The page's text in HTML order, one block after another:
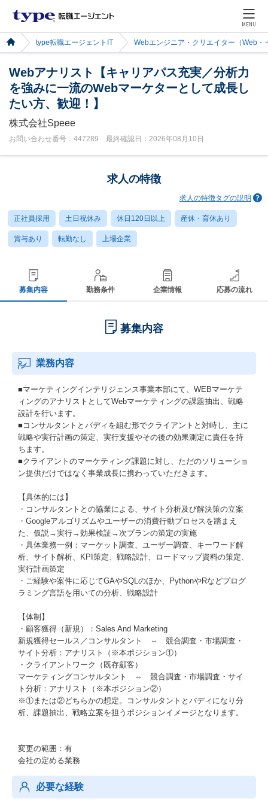
MENU
type転職エージェントIT Webエンジニア・クリエイター（Web・
Webアナリスト【キャリアパス充実／分析力
を強みに一流のWebマーケターとして成長し
たい方、歓迎！】
株式会社Speee
お問い合わせ番号：447289 最終確認日：2026年08月10日
求人の特徴
求人の特徴タグの説明
正社員採用 土日祝休み 休日120日以上 産休・育休あり
賞与あり 転勤なし 上場企業
募集内容 勤務条件 企業情報 応募の流れ
募集内容
業務内容
■マーケティングインテリジェンス事業本部にて、WEBマーケテ
ィングのアナリストとしてWebマーケティングの課題抽出、戦略
設計を行います。
■コンサルタントとバディを組む形でクライアントと対峙し、主に
戦略や実行計画の策定、実行支援やその後の効果測定に責任を持
ちます。
■クライアントのマーケティング課題に対し、ただのソリューショ
ン提供だけではなく事業成長に携わっていただきます。
【具体的には】
・コンサルタントとの協業による、サイト分析及び解決策の立案
・Googleアルゴリズムやユーザーの消費行動プロセスを踏まえ
た、仮説→実行→効果検証→次プランの策定の実施
・具体業務一例：マーケット調査、ユーザー調査、キーワード解
析、サイト解析、KPI策定、戦略設計、ロードマップ資料の策定、
実行計画策定
・ご経験や案件に応じてGAやSQLのほか、PythonやRなどプログ
ラミング言語を用いての分析、戦略設計
【体制】
・顧客獲得（新規）：Sales And Marketing
新規獲得セールス／コンサルタント ⇔ 競合調査・市場調査・
サイト分析：アナリスト（※本ポジション①）
・クライアントワーク（既存顧客）
マーケティングコンサルタント ⇔ 競合調査・市場調査・サイ
ト分析：アナリスト（※本ポジション②）
※①または②どちらかの想定。コンサルタントとバディになり分
析、課題抽出、戦略立案を担うポジションイメージとなります。
変更の範囲：有
会社の定める業務
必要な経験